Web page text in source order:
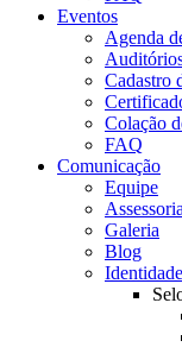
Eventos
Agenda
Cadastro
Colação
FAQ
Comunicação
Equipe
Galeria
Blog